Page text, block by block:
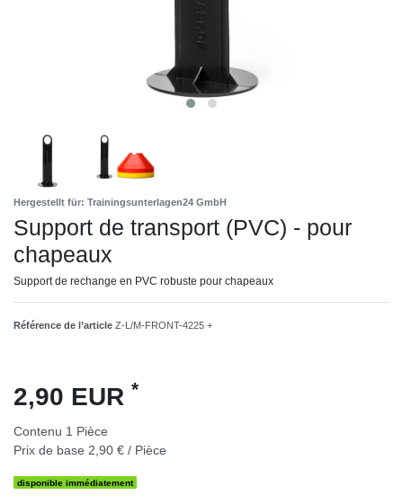
Hergestellt für: Trainingsunterlagen24 GmbH
Support de transport (PVC) - pour
chapeaux
Support de rechange en PVC robuste pour chapeaux
Référence de l’article Z-L/M-FRONT-4225 +
2,90 EUR *
Contenu 1 Pièce
Prix de base 2,90 € / Pièce
disponible immédiatement